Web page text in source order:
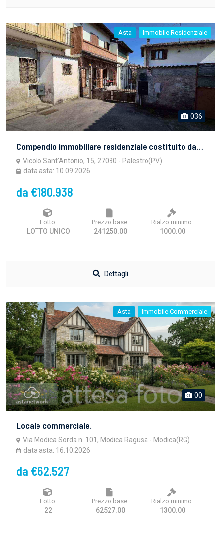
Asta Immobile Residenziale
036
Compendio immobiliare residenziale costituito da due corpi di fabbricati residenziali,distinti tra loro, condividenti l’area esterna cintata che permette l’accesso ai locali cantinain un corpo, ed ai locali autorimessa nell’altro
Vicolo Sant'Antonio, 15, 27030 - Palestro(PV)
data asta: 10.09.2026
da €180.938
Lotto
LOTTO UNICO
Prezzo base
241250.00
Rialzo minimo
1000.00
Dettagli
Asta Immobile Commerciale
00
Locale commerciale.
Via Modica Sorda n. 101, Modica Ragusa - Modica(RG)
data asta: 16.10.2026
da €62.527
Lotto
22
Prezzo base
62527.00
Rialzo minimo
1300.00